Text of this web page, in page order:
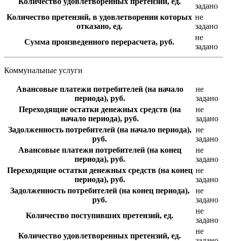
задано
Количество претензий, в удовлетворении которых
отказано, ед.
не
задано
Сумма произведенного перерасчета, руб.
не
задано
Коммунальные услуги
Авансовые платежи потребителей (на начало
периода), руб.
не
задано
Переходящие остатки денежных средств (на
начало периода), руб.
не
задано
Задолженность потребителей (на начало периода),
руб.
не
задано
Авансовые платежи потребителей (на конец
периода), руб.
не
задано
Переходящие остатки денежных средств (на конец
периода), руб.
не
задано
Задолженность потребителей (на конец периода),
руб.
не
задано
Количество поступивших претензий, ед.
не
задано
Количество удовлетворенных претензий, ед.
не